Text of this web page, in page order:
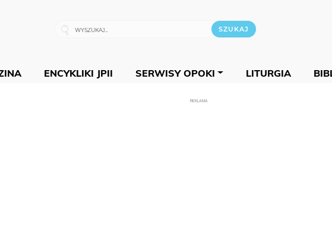
ENCYKLIKI JPII SERWISY OPOKI LITURGIA
REKLAMA